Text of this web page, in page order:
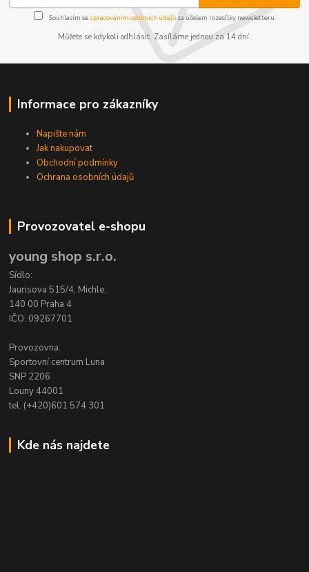
Souhlasím se zpracováním osobních údajůza účelem rozesílky newsletteru.
Můžete se kdykoli odhlásit. Zasíláme jednou za 14 dní.
Informace pro zákazníky
Napište nám
Jak nakupovat
Obchodní podmínky
Ochrana osobních údajů
Provozovatel e-shopu
young shop s.r.o.
Sídlo:
Jaurisova 515/4, Michle,
140 00 Praha 4
IČO: 09267701
Provozovna:
Sportovní centrum Luna
SNP 2206
Louny 44001
tel. (+420)601 574 301
Kde nás najdete